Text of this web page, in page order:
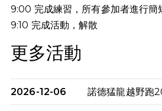
9:00 完成練習，所有參加者進行簡
9:10 完成活動，解散
更多活動
2026-12-06 諾德猛龍越野跑